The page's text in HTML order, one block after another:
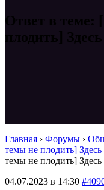
Ответ в теме:
плодить]
Главная › Форумы ›
темы не плодить]
темы не плодить]
04.07.2023 в 14:30